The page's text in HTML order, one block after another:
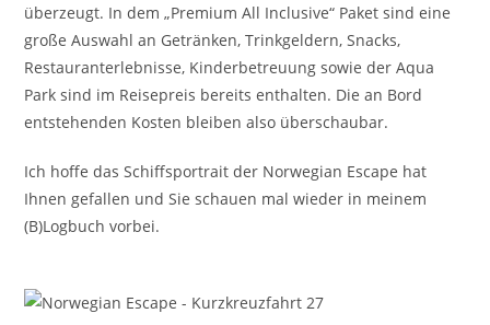
überzeugt. In dem „Premium All Inclusive“ Paket sind eine
große Auswahl an Getränken, Trinkgeldern, Snacks,
Restauranterlebnisse, Kinderbetreuung sowie der Aqua
Park sind im Reisepreis bereits enthalten. Die an Bord
entstehenden Kosten bleiben also überschaubar.
Ich hoffe das Schiffsportrait der Norwegian Escape hat
Ihnen gefallen und Sie schauen mal wieder in meinem
(B)Logbuch vorbei.